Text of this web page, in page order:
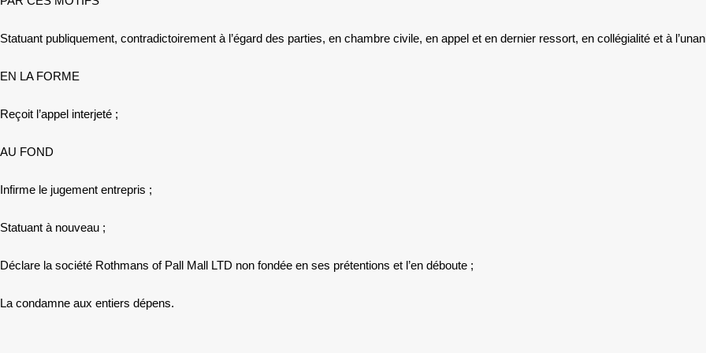
Statuant publiquement, contradictoirement à l’égard des parties, en chambre civile, en appel et en dernier ressort, en collégialité et à
EN LA FORME
Reçoit l’appel interjeté ;
AU FOND
Infirme le jugement entrepris ;
Statuant à nouveau ;
Déclare la société Rothmans of Pall Mall LTD non fondée en ses prétentions et l’en déboute ;
La condamne aux entiers dépens.